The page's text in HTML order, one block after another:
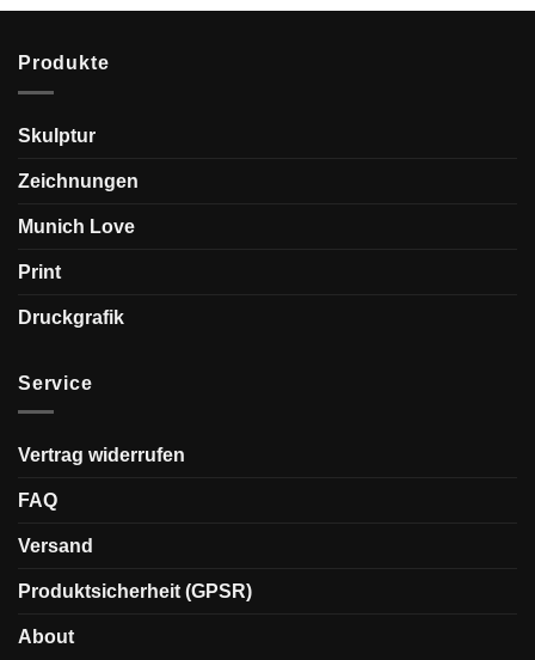
Produkte
Skulptur
Zeichnungen
Munich Love
Print
Druckgrafik
Service
Vertrag widerrufen
FAQ
Versand
Produktsicherheit (GPSR)
About